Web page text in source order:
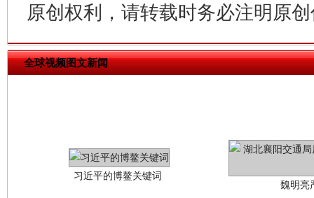
原创权利，请转载时务必注明原
全球视频图文新闻